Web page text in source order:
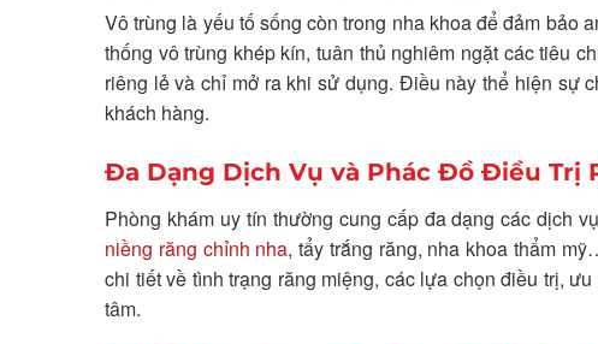
Vô trùng là yếu tố sống còn trong nha khoa để đảm bảo
thống vô trùng khép kín, tuân thủ nghiêm ngặt các tiêu
riêng lẻ và chỉ mở ra khi sử dụng. Điều này thể hiện sự
khách hàng.
Đa Dạng Dịch Vụ và Phác Đồ Điều Trị
Phòng khám uy tín thường cung cấp đa dạng các dịch
niềng răng chỉnh nha, tẩy trắng răng, nha khoa thẩm
chi tiết về tình trạng răng miệng, các lựa chọn điều trị,
tâm.